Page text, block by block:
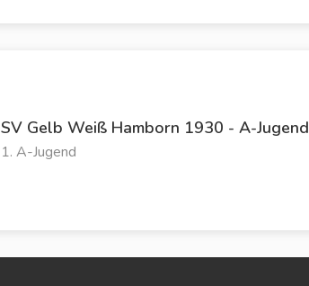
SV Gelb Weiß Hamborn 1930 - A-Jugend
1. A-Jugend